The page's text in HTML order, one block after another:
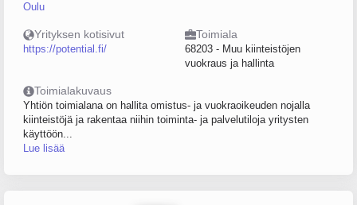
Oulu
Yrityksen kotisivut
https://potential.fi/
Toimiala
68203 - Muu kiinteistöjen
vuokraus ja hallinta
Toimialakuvaus
Yhtiön toimialana on hallita omistus- ja vuokraoikeuden nojalla
kiinteistöjä ja rakentaa niihin toiminta- ja palvelutiloja yritysten
käyttöön...
Lue lisää